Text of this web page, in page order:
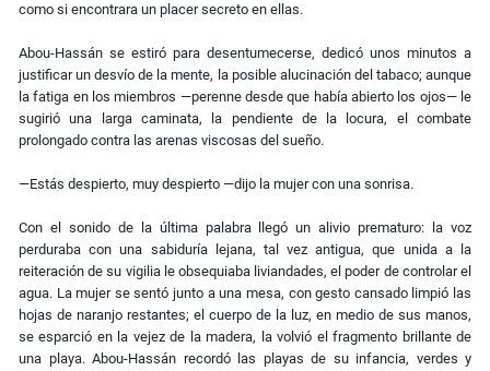
como si encontrara un placer secreto en ellas.
Abou-Hassán se estiró para desentumecerse, dedicó unos minutos a
justificar un desvío de la mente, la posible alucinación del tabaco; aunque
la fatiga en los miembros —perenne desde que había abierto los ojos— le
sugirió una larga caminata, la pendiente de la locura, el combate
prolongado contra las arenas viscosas del sueño.
—Estás despierto, muy despierto —dijo la mujer con una sonrisa.
Con el sonido de la última palabra llegó un alivio prematuro: la voz
perduraba con una sabiduría lejana, tal vez antigua, que unida a la
reiteración de su vigilia le obsequiaba liviandades, el poder de controlar el
agua. La mujer se sentó junto a una mesa, con gesto cansado limpió las
hojas de naranjo restantes; el cuerpo de la luz, en medio de sus manos,
se esparció en la vejez de la madera, la volvió el fragmento brillante de
una playa. Abou-Hassán recordó las playas de su infancia, verdes y